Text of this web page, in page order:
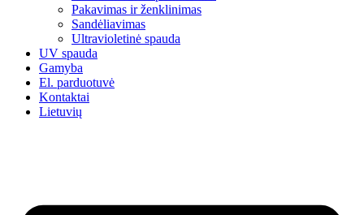
Pakavimas ir ženklinimas
Sandėliavimas
Ultravioletinė spauda
UV spauda
Gamyba
El. parduotuvė
Kontaktai
Lietuvių